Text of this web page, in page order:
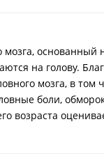
мозга,
на голову.
мозга, в
боли,
возраста